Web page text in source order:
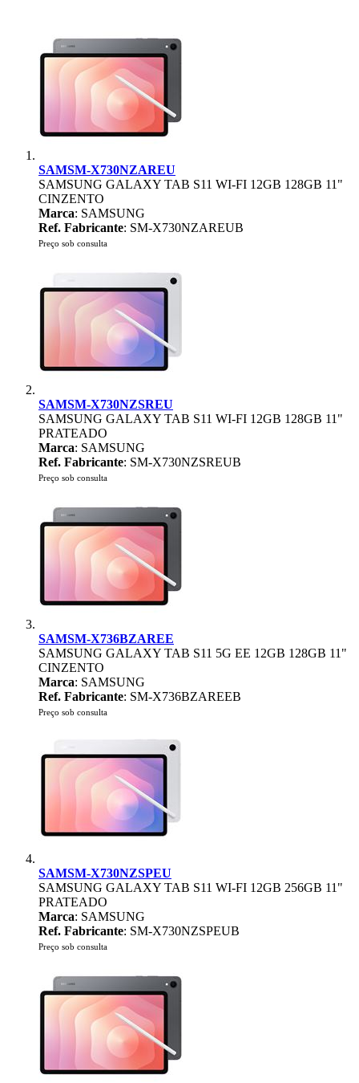
SAMSM-X730NZAREU
SAMSUNG GALAXY TAB S11 WI-FI 12GB 128GB 11"
CINZENTO
Marca: SAMSUNG
Ref. Fabricante: SM-X730NZAREUB
Preço sob consulta
SAMSM-X730NZSREU
SAMSUNG GALAXY TAB S11 WI-FI 12GB 128GB 11"
PRATEADO
Marca: SAMSUNG
Ref. Fabricante: SM-X730NZSREUB
Preço sob consulta
SAMSM-X736BZAREE
SAMSUNG GALAXY TAB S11 5G EE 12GB 128GB 11"
CINZENTO
Marca: SAMSUNG
Ref. Fabricante: SM-X736BZAREEB
Preço sob consulta
SAMSM-X730NZSPEU
SAMSUNG GALAXY TAB S11 WI-FI 12GB 256GB 11"
PRATEADO
Marca: SAMSUNG
Ref. Fabricante: SM-X730NZSPEUB
Preço sob consulta